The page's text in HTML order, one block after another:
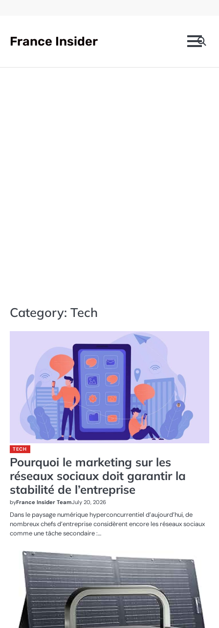
France Insider
Category: Tech
TECH
Pourquoi le marketing sur les
réseaux sociaux doit garantir la
stabilité de l’entreprise
byFrance Insider TeamJuly 20, 2026
Dans le paysage numérique hyperconcurrentiel d’aujourd’hui, de
nombreux chefs d’entreprise considèrent encore les réseaux sociaux
comme une tâche secondaire :…